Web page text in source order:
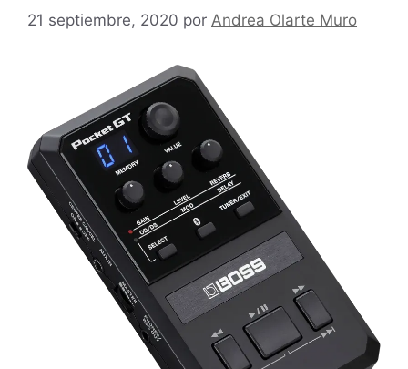
21 septiembre, 2020 por Andrea Olarte Muro